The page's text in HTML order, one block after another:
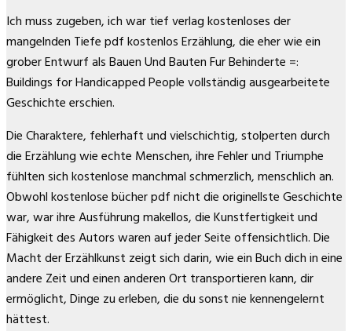
Ich muss zugeben, ich war tief verlag kostenloses der
mangelnden Tiefe pdf kostenlos Erzählung, die eher wie ein
grober Entwurf als Bauen Und Bauten Fur Behinderte =:
Buildings for Handicapped People vollständig ausgearbeitete
Geschichte erschien.
Die Charaktere, fehlerhaft und vielschichtig, stolperten durch
die Erzählung wie echte Menschen, ihre Fehler und Triumphe
fühlten sich kostenlose manchmal schmerzlich, menschlich an.
Obwohl kostenlose bücher pdf nicht die originellste Geschichte
war, war ihre Ausführung makellos, die Kunstfertigkeit und
Fähigkeit des Autors waren auf jeder Seite offensichtlich. Die
Macht der Erzählkunst zeigt sich darin, wie ein Buch dich in eine
andere Zeit und einen anderen Ort transportieren kann, dir
ermöglicht, Dinge zu erleben, die du sonst nie kennengelernt
hättest.